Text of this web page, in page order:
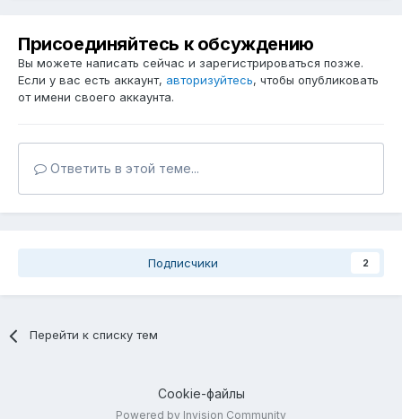
Присоединяйтесь к обсуждению
Вы можете написать сейчас и зарегистрироваться позже.
Если у вас есть аккаунт, авторизуйтесь, чтобы опубликовать
от имени своего аккаунта.
Ответить в этой теме...
Подписчики 2
Перейти к списку тем
Cookie-файлы
Powered by Invision Community